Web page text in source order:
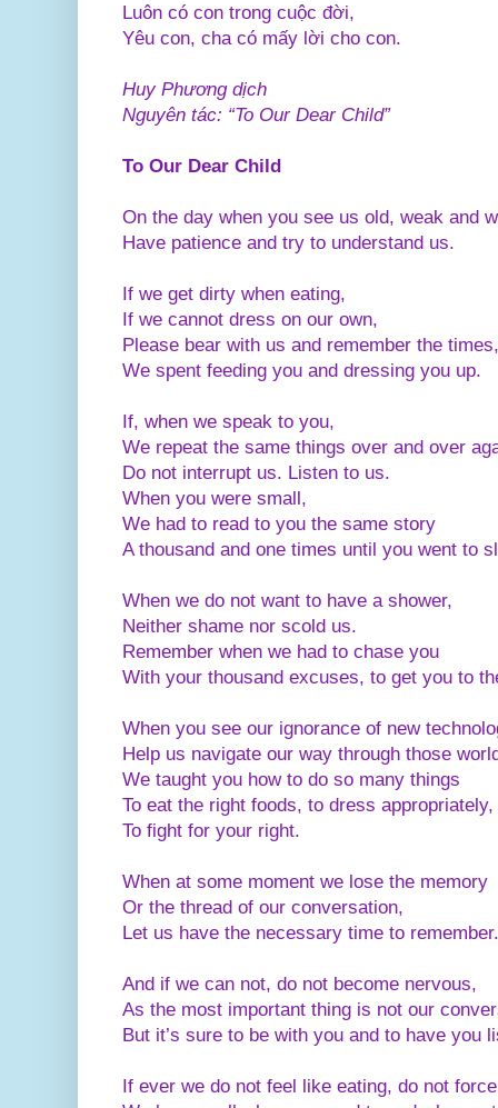
Luôn có con trong cuộc đời,
Yêu con, cha có mấy lời cho con.
Huy Phương dịch
Nguyên tác: “To Our Dear Child”
To Our Dear Child
On the day when you see us old, weak and
Have patience and try to understand us.
If we get dirty when eating,
If we cannot dress on our own,
Please bear with us and remember the times,
We spent feeding you and dressing you up.
If, when we speak to you,
We repeat the same things over and over
Do not interrupt us. Listen to us.
When you were small,
We had to read to you the same story
A thousand and one times until you went to
When we do not want to have a shower,
Neither shame nor scold us.
Remember when we had to chase you
With your thousand excuses, to get you to
When you see our ignorance of new
Help us navigate our way through those
We taught you how to do so many things
To eat the right foods, to dress appropriately,
To fight for your right.
When at some moment we lose the memory
Or the thread of our conversation,
Let us have the necessary time to remember.
And if we can not, do not become nervous,
As the most important thing is not our
But it’s sure to be with you and to have you
If ever we do not feel like eating, do not